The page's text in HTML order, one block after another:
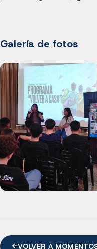
Galería de fotos
VOLVER A